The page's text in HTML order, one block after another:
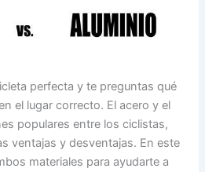
perfecta y te preguntas qué
el lugar correcto. El acero y el
populares entre los ciclistas,
ventajas y desventajas. En este
materiales para ayudarte a